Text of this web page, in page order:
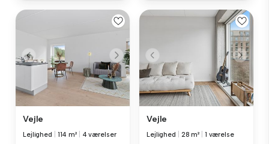
Vejle
Lejlighed 114 m² 4 værelser
Vejle
Lejlighed 28 m² 1 værelse